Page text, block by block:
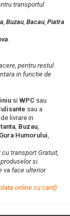
transportul
, Buzau, Bacau, Piatra
.
pentru restul
in functie de
si WPC sau
sau a
livrare in
, Buzau,
Gura Humorului,
transport Gratuit,
si
va face ulterior
online cu card)